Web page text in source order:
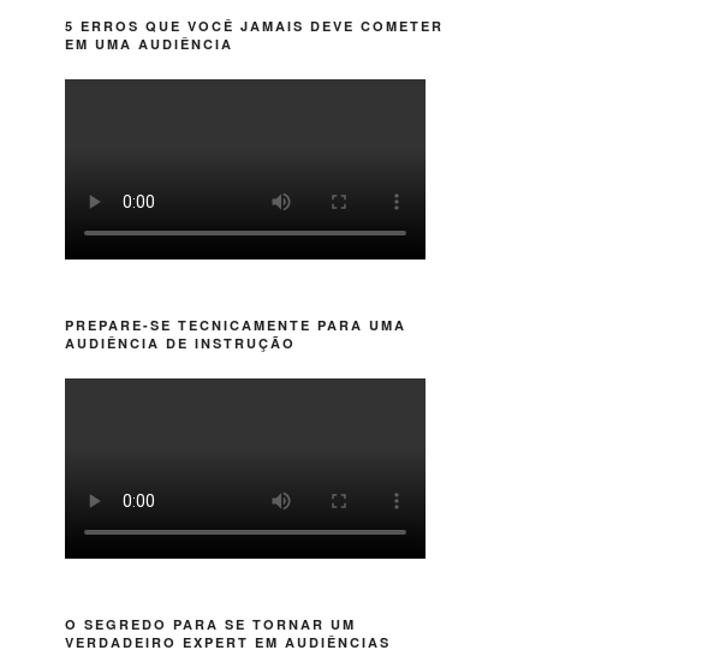
5 ERROS QUE VOCÊ JAMAIS DEVE COMETER
EM UMA AUDIÊNCIA
PREPARE-SE TECNICAMENTE PARA UMA
AUDIÊNCIA DE INSTRUÇÃO
O SEGREDO PARA SE TORNAR UM
VERDADEIRO EXPERT EM AUDIÊNCIAS